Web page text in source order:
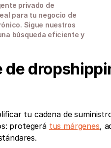
privado de
para tu negocio de
Sigue nuestros
búsqueda eficiente y
de
tu cadena de
protegerá tus márgenes,